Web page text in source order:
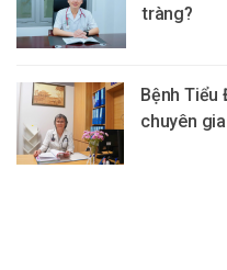
tràng?
Bệnh Tiểu
chuyên